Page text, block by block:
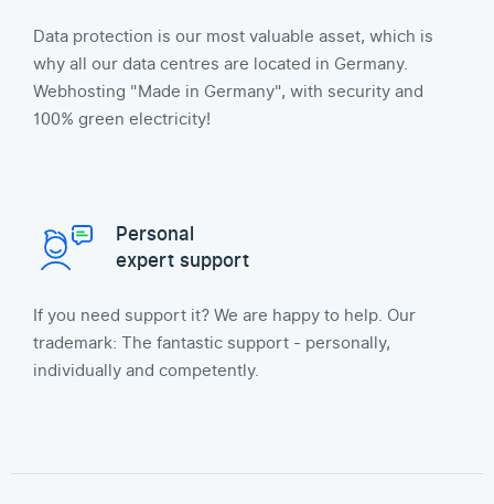
Data protection is our most valuable asset, which is
why all our data centres are located in Germany.
Webhosting "Made in Germany", with security and
100% green electricity!
Personal
expert support
If you need support it? We are happy to help. Our
trademark: The fantastic support - personally,
individually and competently.